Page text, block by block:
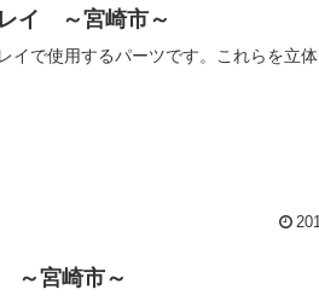
イ ～宮崎市～
イで使用するパーツです。これらを立
～宮崎市～